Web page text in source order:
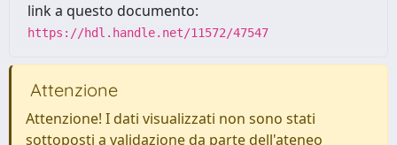
link a questo documento:
https://hdl.handle.net/11572/47547
Attenzione
Attenzione! I dati visualizzati non sono stati
sottoposti a validazione da parte dell'ateneo